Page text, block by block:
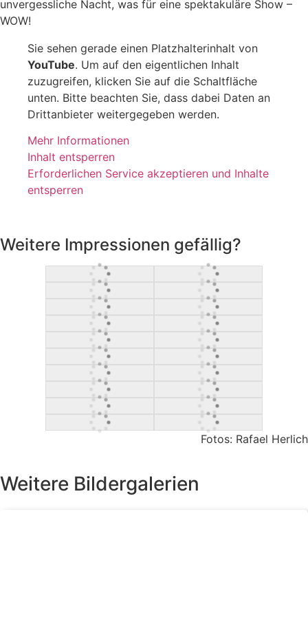
unvergessliche Nacht, was für eine spektakuläre Show –
WOW!
Sie sehen gerade einen Platzhalterinhalt von
YouTube. Um auf den eigentlichen Inhalt
zuzugreifen, klicken Sie auf die Schaltfläche
unten. Bitte beachten Sie, dass dabei Daten an
Drittanbieter weitergegeben werden.
Mehr Informationen
Inhalt entsperren
Erforderlichen Service akzeptieren und Inhalte
entsperren
Weitere Impressionen gefällig?
Fotos: Rafael Herlich
Weitere Bildergalerien